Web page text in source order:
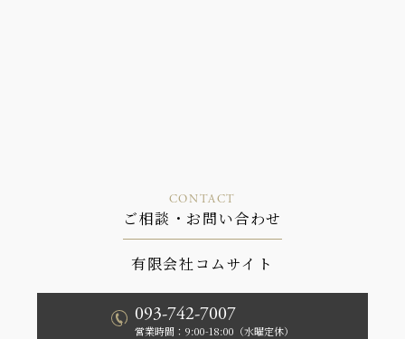
CONTACT
ご相談・お問い合わせ
有限会社コムサイト
093-742-7007
営業時間：9:00-18:00（水曜定休）